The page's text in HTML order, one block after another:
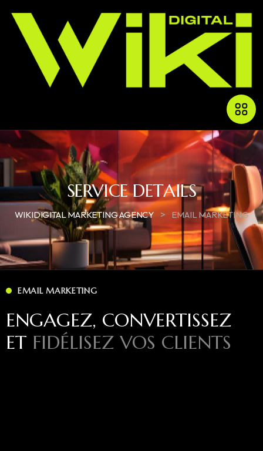
SERVICE DETAILS
WIKIDIGITAL MARKETING AGENCY > EMAIL MARKETING
EMAIL MARKETING
ENGAGEZ, CONVERTISSEZ
ET FIDÉLISEZ VOS CLIENTS